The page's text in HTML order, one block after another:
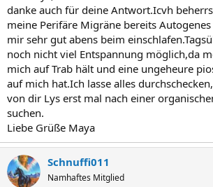
danke auch für deine Antwort.Icvh
meine Perifäre Migräne bereits
mir sehr gut abens beim
noch nicht viel Entspannung möglich,da
mich auf Trab hält und eine ungeheure
auf mich hat.Ich lasse alles
von dir Lys erst mal nach einer
suchen.
Liebe Grüße Maya
Schnuffi011
Namhaftes Mitglied